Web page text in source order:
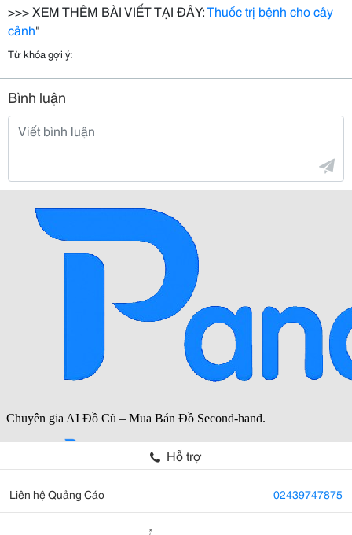
>>> XEM THÊM BÀI VIẾT TẠI ĐÂY:Thuốc trị bệnh cho cây
cảnh"
Từ khóa gợi ý:
Bình luận
Hỗ trợ
Liên hệ Quảng Cáo 02439747875